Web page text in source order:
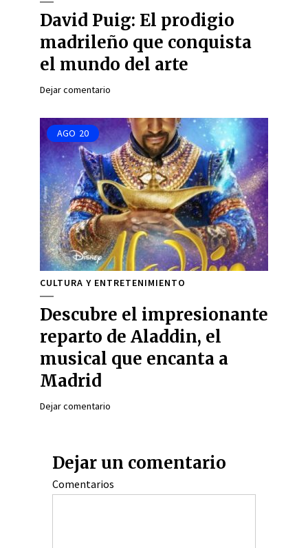
David Puig: El prodigio
madrileño que conquista
el mundo del arte
Dejar comentario
AGO 20
CULTURA Y ENTRETENIMIENTO
Descubre el impresionante
reparto de Aladdin, el
musical que encanta a
Madrid
Dejar comentario
Dejar un comentario
Comentarios